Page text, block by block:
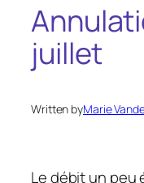
juillet
Written byMarie
Le débit un peu